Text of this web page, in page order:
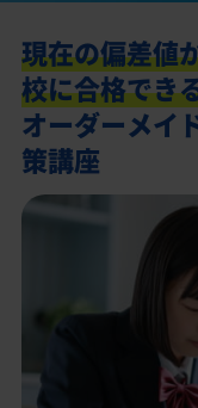
現在の偏差値
校に合格でき
オーダーメイ
策講座